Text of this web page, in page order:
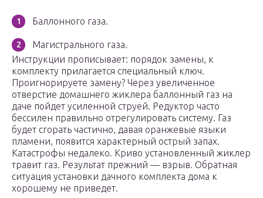
Баллонного газа.
Магистрального газа.
Инструкции прописывает: порядок замены, к
комплекту прилагается специальный ключ.
Проигнорируете замену? Через увеличенное
отверстие домашнего жиклера баллонный газ на
даче пойдет усиленной струей. Редуктор часто
бессилен правильно отрегулировать систему. Газ
будет сгорать частично, давая оранжевые языки
пламени, появится характерный острый запах.
Катастрофы недалеко. Криво установленный жиклер
травит газ. Результат прежний — взрыв. Обратная
ситуация установки дачного комплекта дома к
хорошему не приведет.